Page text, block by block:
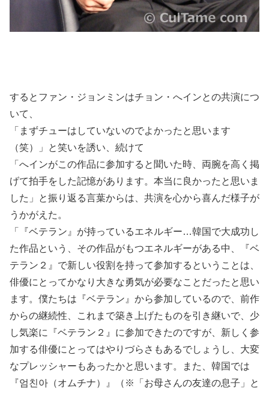
するとファン・ジョンミンはチョン・へインとの共演につ
いて、
「まずチューはしていないのでよかったと思います
（笑）」と笑いを誘い、続けて
「へインがこの作品に参加すると聞いた時、両腕を高く掲
げて拍手をした記憶があります。本当に良かったと思いま
した」と振り返る言葉からは、共演を心から喜んだ様子が
うかがえた。
「『ベテラン』が持っているエネルギー…韓国で大成功し
た作品という、その作品がもつエネルギーがある中、『ベ
テラン２』で新しい役割を持って参加するということは、
俳優にとってかなり大きな勇気が必要なことだったと思い
ます。僕たちは『ベテラン』から参加しているので、前作
からの継続性、これまで築き上げたものを引き継いで、少
し気楽に『ベテラン２』に参加できたのですが、新しく参
加する俳優にとってはやりづらさもあるでしょうし、大変
なプレッシャーもあったかと思います。また、韓国では
『엄친아（オムチナ）』（※「お母さんの友達の息子」と